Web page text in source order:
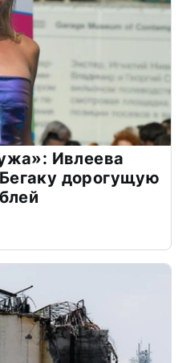
Ивлеева
дорогущую